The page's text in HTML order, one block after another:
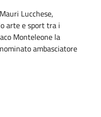
Lucchese,
arte e sport tra i
Monteleone la
ambasciatore